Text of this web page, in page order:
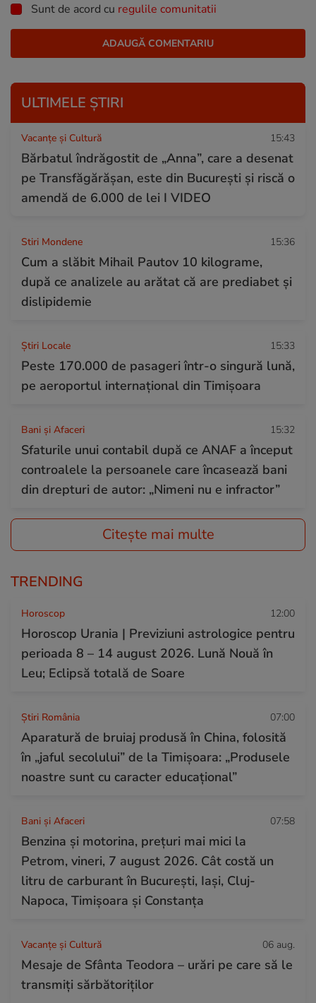
Sunt de acord cu regulile comunitatii
ULTIMELE ȘTIRI
Vacanțe și Cultură 15:43
Bărbatul îndrăgostit de „Anna”, care a desenat
pe Transfăgărășan, este din București și riscă o
amendă de 6.000 de lei I VIDEO
Stiri Mondene 15:36
Cum a slăbit Mihail Pautov 10 kilograme,
după ce analizele au arătat că are prediabet și
dislipidemie
Știri Locale 15:33
Peste 170.000 de pasageri într-o singură lună,
pe aeroportul internațional din Timișoara
Bani și Afaceri 15:32
Sfaturile unui contabil după ce ANAF a început
controalele la persoanele care încasează bani
din drepturi de autor: „Nimeni nu e infractor”
Citește mai multe
TRENDING
Horoscop 12:00
Horoscop Urania | Previziuni astrologice pentru
perioada 8 – 14 august 2026. Lună Nouă în
Leu; Eclipsă totală de Soare
Știri România 07:00
Aparatură de bruiaj produsă în China, folosită
în „jaful secolului” de la Timișoara: „Produsele
noastre sunt cu caracter educațional”
Bani și Afaceri 07:58
Benzina și motorina, prețuri mai mici la
Petrom, vineri, 7 august 2026. Cât costă un
litru de carburant în București, Iași, Cluj-
Napoca, Timișoara și Constanța
Vacanțe și Cultură 06 aug.
Mesaje de Sfânta Teodora – urări pe care să le
transmiți sărbătoriților